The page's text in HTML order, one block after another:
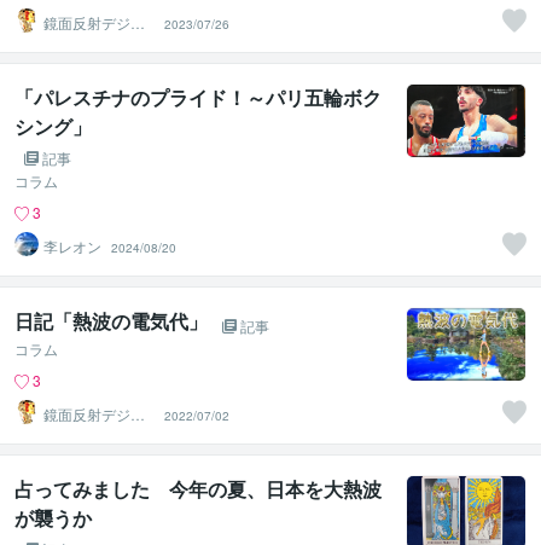
鏡面反射デジタ
ルアート製作所
（鈴木穣）
2023/07/26
「パレスチナのプライド！～パリ五輪ボク
シング」
記事
コラム
3
李レオン
2024/08/20
日記「熱波の電気代」
記事
コラム
3
鏡面反射デジタ
ルアート製作所
（鈴木穣）
2022/07/02
占ってみました 今年の夏、日本を大熱波
が襲うか